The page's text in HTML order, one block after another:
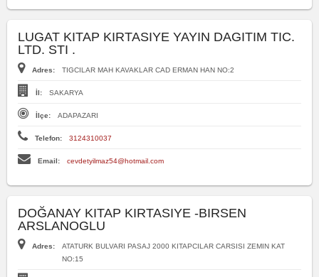
LUGAT KITAP KIRTASIYE YAYIN DAGITIM TIC.
LTD. STI .
Adres: TIGCILAR MAH KAVAKLAR CAD ERMAN HAN NO:2
İl: SAKARYA
İlçe: ADAPAZARI
Telefon: 3124310037
Email: cevdetyilmaz54@hotmail.com
DOĞANAY KITAP KIRTASIYE -BIRSEN
ARSLANOGLU
Adres:
ATATURK BULVARI PASAJ 2000 KITAPCILAR CARSISI ZEMIN KAT
NO:15